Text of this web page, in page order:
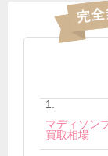
マディソン
買取相場